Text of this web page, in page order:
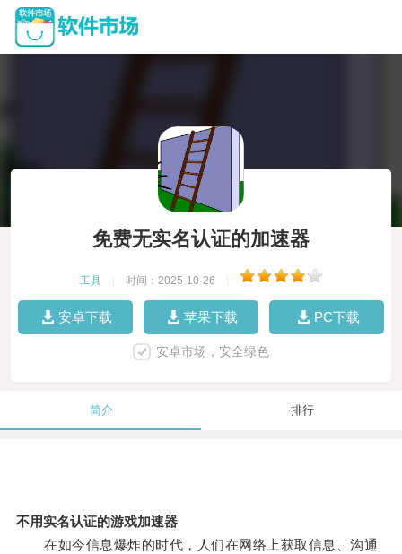
免费无实名认证的加速器
工具 时间：2025-10-26
安卓下载 苹果下载 PC下载
安卓市场，安全绿色
简介 排行
不用实名认证的游戏加速器
在如今信息爆炸的时代，人们在网络上获取信息、沟通